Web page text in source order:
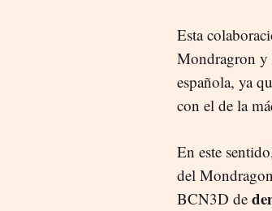
Esta
Mondragron y
española, ya
con el de la
En este
del
BCN3D de